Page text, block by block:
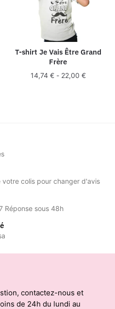
T-shirt Je Vais Être Grand
Frère
14,74 €- 22,00 €
votre colis pour changer d'avis
Réponse sous 48h
contactez-nous et
de 24h du lundi au